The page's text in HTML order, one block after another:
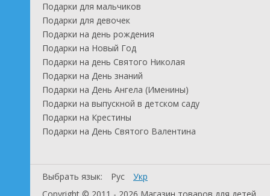
Подарки для мальчиков
Подарки для девочек
Подарки на день рождения
Подарки на Новый Год
Подарки на день Святого Николая
Подарки на День знаний
Подарки на День Ангела (Именины)
Подарки на выпускной в детском саду
Подарки на Крестины
Подарки на День Святого Валентина
Выбрать язык: Рус
Укр